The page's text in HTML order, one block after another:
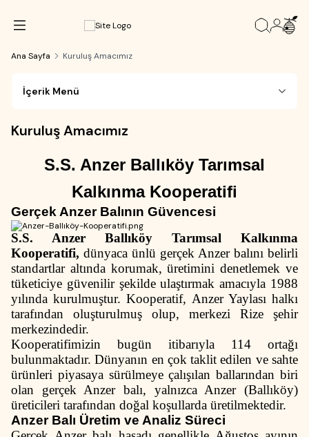
Ana Sayfa Kuruluş Amacımız
İçerik Menü
Kuruluş Amacımız
S.S. Anzer Ballıköy Tarımsal
Kalkınma Kooperatifi
Gerçek Anzer Balının Güvencesi
S.S. Anzer Ballıköy Tarımsal Kalkınma
Kooperatifi, dünyaca ünlü gerçek Anzer balını belirli
standartlar altında korumak, üretimini denetlemek ve
tüketiciye güvenilir şekilde ulaştırmak amacıyla 1988
yılında kurulmuştur. Kooperatif, Anzer Yaylası halkı
tarafından oluşturulmuş olup, merkezi Rize şehir
merkezindedir.
Kooperatifimizin bugün itibarıyla 114 ortağı
bulunmaktadır. Dünyanın en çok taklit edilen ve sahte
ürünleri piyasaya sürülmeye çalışılan ballarından biri
olan gerçek Anzer balı, yalnızca Anzer (Ballıköy)
üreticileri tarafından doğal koşullarda üretilmektedir.
Anzer Balı Üretim ve Analiz Süreci